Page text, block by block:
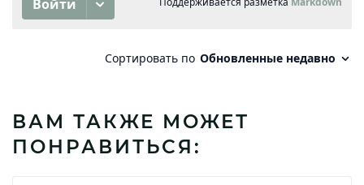
ВАМ ТАКЖЕ МОЖЕТ
ПОНРАВИТЬСЯ: